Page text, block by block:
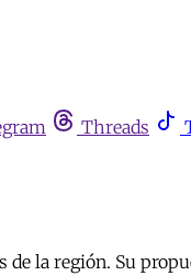
Threads
la región. Su